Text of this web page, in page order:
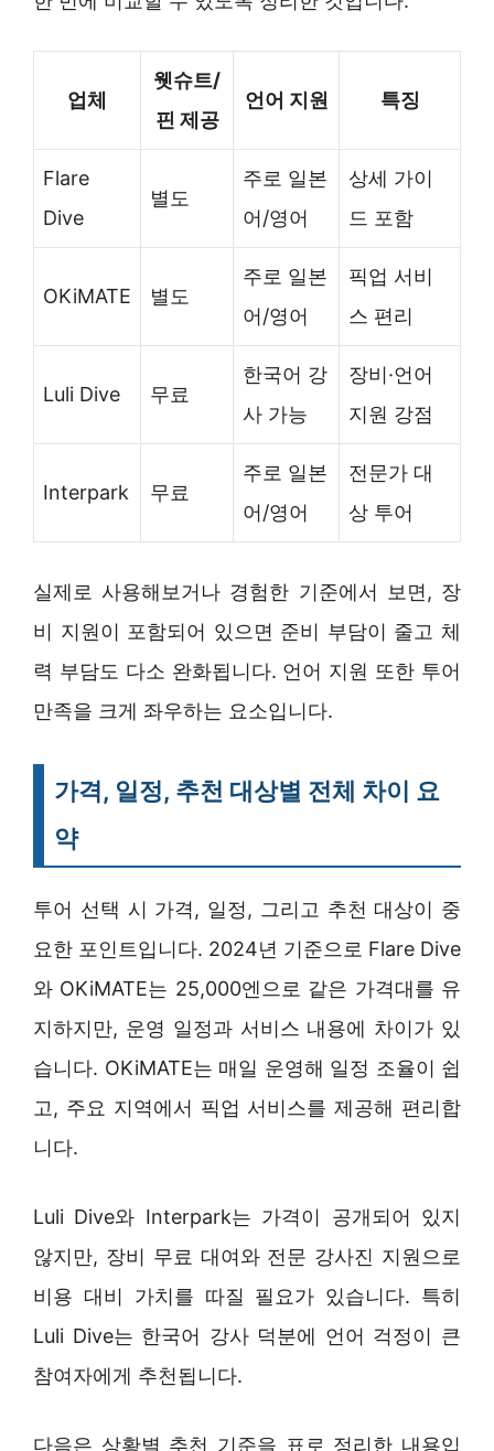
업체
웻슈트/
핀 제공
언어 지원 특징
Flare
Dive
별도
주로 일본
어/영어
상세 가이
드 포함
OKiMATE 별도
주로 일본
어/영어
픽업 서비
스 편리
Luli Dive 무료
한국어 강
사 가능
장비·언어
지원 강점
Interpark 무료
주로 일본
어/영어
전문가 대
상 투어
실제로 사용해보거나 경험한 기준에서 보면, 장
비 지원이 포함되어 있으면 준비 부담이 줄고 체
력 부담도 다소 완화됩니다. 언어 지원 또한 투어
만족을 크게 좌우하는 요소입니다.
가격, 일정, 추천 대상별 전체 차이 요
약
투어 선택 시 가격, 일정, 그리고 추천 대상이 중
요한 포인트입니다. 2024년 기준으로 Flare Dive
와 OKiMATE는 25,000엔으로 같은 가격대를 유
지하지만, 운영 일정과 서비스 내용에 차이가 있
습니다. OKiMATE는 매일 운영해 일정 조율이 쉽
고, 주요 지역에서 픽업 서비스를 제공해 편리합
니다.
Luli Dive와 Interpark는 가격이 공개되어 있지
않지만, 장비 무료 대여와 전문 강사진 지원으로
비용 대비 가치를 따질 필요가 있습니다. 특히
Luli Dive는 한국어 강사 덕분에 언어 걱정이 큰
참여자에게 추천됩니다.
다음은 상황별 추천 기준을 표로 정리한 내용입